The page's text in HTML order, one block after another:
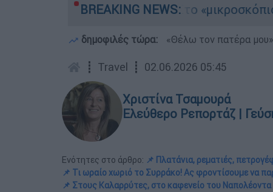
BREAKING NEWS:
Πάρο - Στο «μικροσκόπιο» ο ρόλος του
δημοφιλές τώρα: «Θέλω τον πατέρα
┋ Travel ┋ 02.06.2026 05:45
Χριστίνα Τσαμουρά
Ελεύθερο Ρεπορτάζ |
Ενότητες στο άρθρο: 📌 Πλατάνια, ρεματιές,
📌 Τι ωραίο χωριό το Συρράκο! Ας φροντίσουμε να
📌 Στους Καλαρρύτες, στο καφενείο του Ναπολέοντα